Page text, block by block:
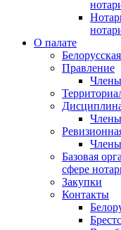
О палате
Правление
Базовая
сфере
Закупки
Контакты